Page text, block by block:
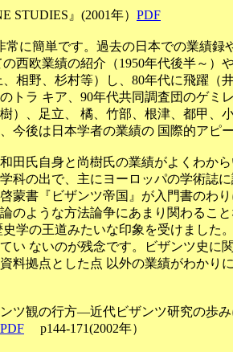
STUDIES』(2001年） PDF
に簡単です。過去の日本での業績録
西欧業績の紹介（1950年代後半～）
相野、杉村等）し、80年代に飛躍（
トラ キア、90年代共同調査団のゲミ
）、足立、 橘、竹部、根津、都甲、
今後は日本学者の業績の 国際的アピ
田氏自身と尚樹氏の業績がよくわから
科の出で、主にヨーロッパの学術誌
蒙書『ビザンツ帝国』が入門書のわ
のような方法論争にあまり関わるこ
学の王道みたいな印象を受けました
い ないのが残念です。ビザンツ史に
料拠点とした点 以外の業績がわかり
ツ観の行方―近代ビザンツ研究の歩
PDF p144-171(2002年）